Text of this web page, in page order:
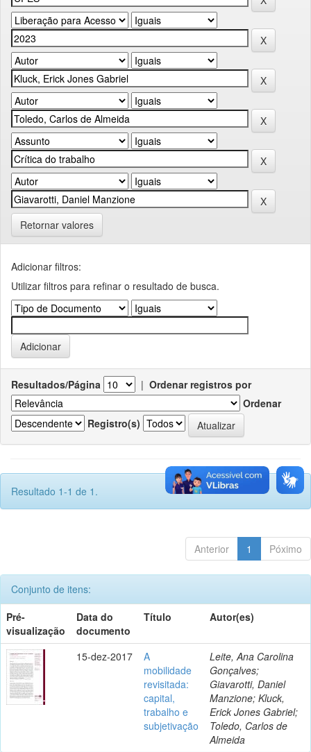
Retornar valores
Adicionar filtros:
Utilizar filtros para refinar o resultado de busca.
Resultados/Página | Ordenar registros por
Ordenar
Registro(s)
Resultado 1-1 de 1.
Anterior 1 Póximo
Conjunto de itens:
Pré-
visualização
Data do
documento
Título Autor(es)
15-dez-2017
A
mobilidade
revisitada:
capital,
trabalho e
subjetivação
Leite, Ana Carolina
Gonçalves;
Giavarotti, Daniel
Manzione; Kluck,
Erick Jones Gabriel;
Toledo, Carlos de
Almeida